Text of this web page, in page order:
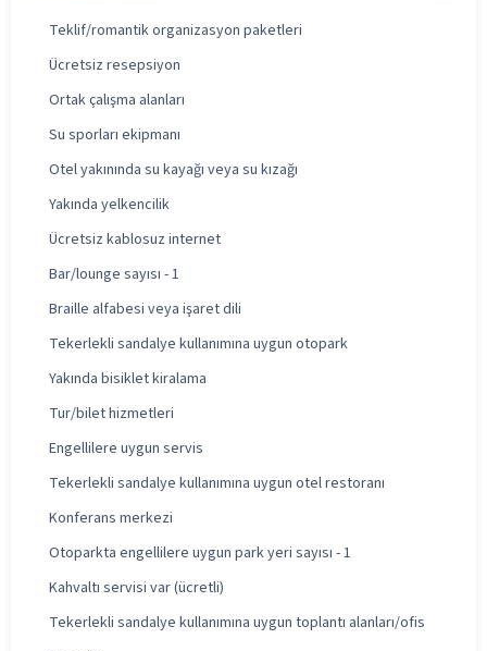
Teklif/romantik organizasyon paketleri
Ücretsiz resepsiyon
Ortak çalışma alanları
Su sporları ekipmanı
Otel yakınında su kayağı veya su kızağı
Yakında yelkencilik
Ücretsiz kablosuz internet
Bar/lounge sayısı - 1
Braille alfabesi veya işaret dili
Tekerlekli sandalye kullanımına uygun otopark
Yakında bisiklet kiralama
Tur/bilet hizmetleri
Engellilere uygun servis
Tekerlekli sandalye kullanımına uygun otel restoranı
Konferans merkezi
Otoparkta engellilere uygun park yeri sayısı - 1
Kahvaltı servisi var (ücretli)
Tekerlekli sandalye kullanımına uygun toplantı alanları/ofis